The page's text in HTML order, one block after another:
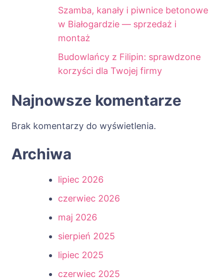
Szamba, kanały i piwnice betonowe
w Białogardzie — sprzedaż i
montaż
Budowlańcy z Filipin: sprawdzone
korzyści dla Twojej firmy
Najnowsze komentarze
Brak komentarzy do wyświetlenia.
Archiwa
lipiec 2026
czerwiec 2026
maj 2026
sierpień 2025
lipiec 2025
czerwiec 2025